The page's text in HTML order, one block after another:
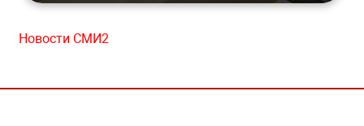
Новости СМИ2